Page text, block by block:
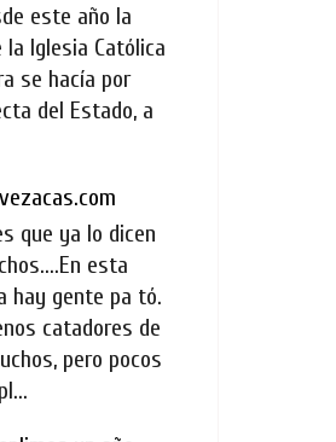
este año la
la Iglesia Católica
se hacía por
del Estado, a
que ya lo dicen
esta
hay gente pa tó.
catadores de
pero pocos